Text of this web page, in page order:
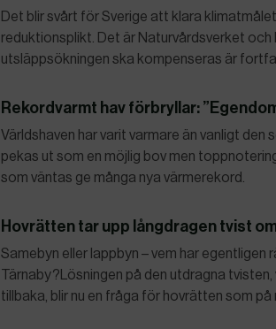
Det blir svårt för Sverige att klara
reduktionsplikt. Det är Naturvårdsverket
utsläppsökningen ska kompenseras är
Rekordvarmt hav förbryllar:
Världshaven har varit varmare än vanligt
pekas ut som en möjlig bov men
som väntas ge många nya värmerekord.
Hovrätten tar upp långdragen tvist
Samebyn eller lappbyn – vem har
Tärnaby?Lösningen på den utdragna
tillbaka, blir nu en fråga för hovrätten som på